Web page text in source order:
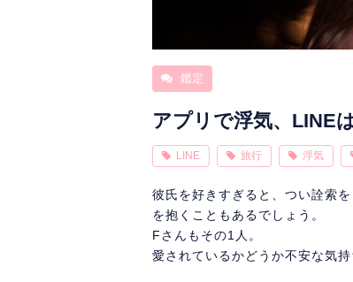
鑑定
アプリで浮気、LINE
LINE 旅行 浮気
彼氏を好きすぎると、つい詮索
を抱くこともあるでしょう。
Fさんもその1人。
愛されているかどうか不安な気持